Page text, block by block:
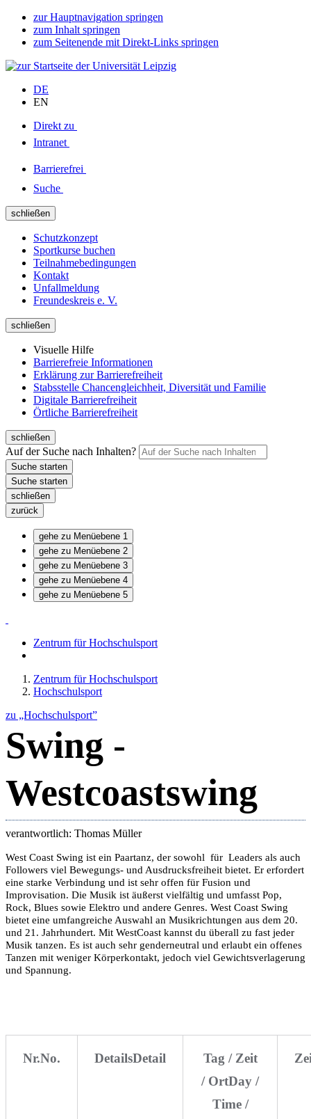
zur Hauptnavigation springen
zum Inhalt springen
zum Seitenende mit Direkt-Links springen
DE
EN
Direkt zu
Intranet
Barrierefrei
Suche
schließen
Schutzkonzept
Sportkurse buchen
Teilnahmebedingungen
Kontakt
Unfallmeldung
Freundeskreis e. V.
schließen
Visuelle Hilfe
Barrierefreie Informationen
Erklärung zur Barrierefreiheit
Stabsstelle Chancengleichheit, Diversität und Familie
Digitale Barrierefreiheit
Örtliche Barrierefreiheit
schließen
Auf der Suche nach Inhalten?
schließen
zurück
gehe zu Menüebene 1
gehe zu Menüebene 2
gehe zu Menüebene 3
gehe zu Menüebene 4
gehe zu Menüebene 5
Zentrum für Hochschulsport
Zentrum für Hochschulsport
Hochschulsport
zu „Hochschulsport”
Swing -
Westcoastswing
verantwortlich: Thomas Müller
West Coast Swing ist ein Paartanz, der sowohl für Leaders als auch
Followers viel Bewegungs- und Ausdrucksfreiheit bietet. Er erfordert
eine starke Verbindung und ist sehr offen für Fusion und
Improvisation. Die Musik ist äußerst vielfältig und umfasst Pop,
Rock, Blues sowie Elektro und andere Genres. West Coast Swing
bietet eine umfangreiche Auswahl an Musikrichtungen aus dem 20.
und 21. Jahrhundert. Mit WestCoast kannst du überall zu fast jeder
Musik tanzen. Es ist auch sehr genderneutral und erlaubt ein offenes
Tanzen mit weniger Körperkontakt, jedoch viel Gewichtsverlagerung
und Spannung.
Nr.No. DetailsDetail
Tag / Zeit
/ OrtDay /
Time /